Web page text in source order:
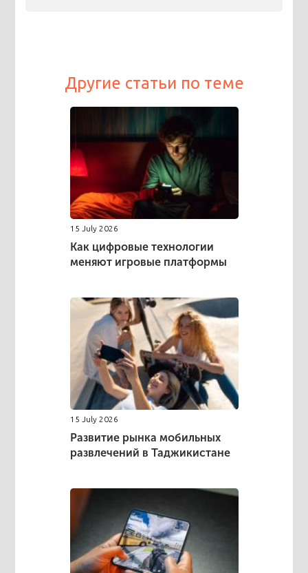
Другие статьи по теме
15 July 2026
Как цифровые технологии
меняют игровые платформы
15 July 2026
Развитие рынка мобильных
развлечений в Таджикистане